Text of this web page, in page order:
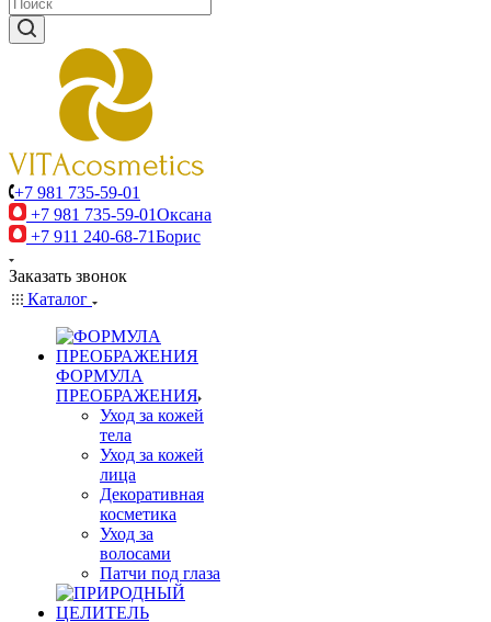
+7 981 735-59-01
+7 981 735-59-01Оксана
+7 911 240-68-71Борис
Заказать звонок
Каталог
ФОРМУЛА
ПРЕОБРАЖЕНИЯ
Уход за кожей
тела
Уход за кожей
лица
Декоративная
косметика
Уход за
волосами
Патчи под глаза